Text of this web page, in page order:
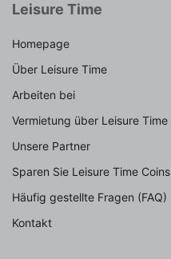
Leisure Time
Homepage
Über Leisure Time
Arbeiten bei
Vermietung über Leisure Time
Unsere Partner
Sparen Sie Leisure Time Coins
Häufig gestellte Fragen (FAQ)
Kontakt